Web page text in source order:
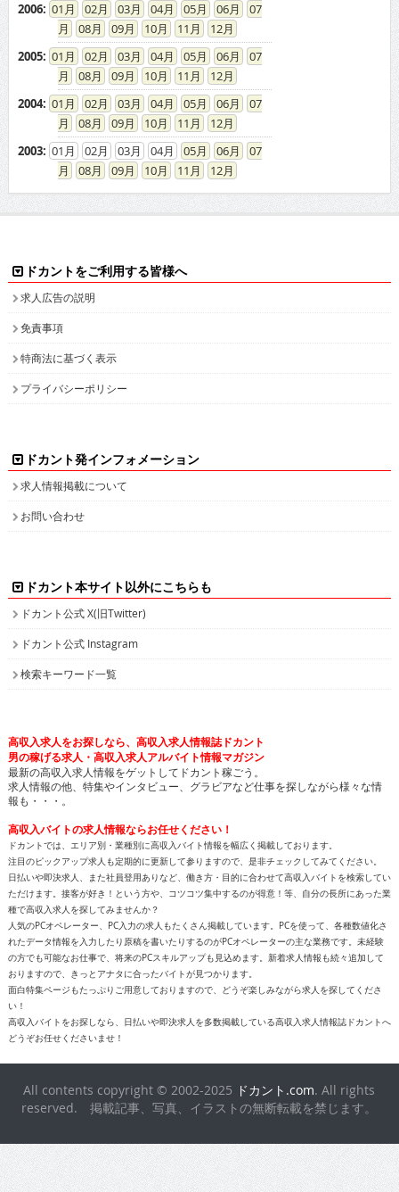
2006: 01 02 03 04 05 06
07
08
09 10 11
12
2005: 01 02 03 04 05 06
07
08
09 10 11
12
2004: 01 02 03 04 05 06
07
08
09 10 11
12
2003: 01 02 03 04 05 06
07
08
09 10 11 12
ドカントをご利用する皆様へ
求人広告の説明
免責事項
特商法に基づく表示
プライバシーポリシー
ドカント発インフォメーション
求人情報掲載について
お問い合わせ
ドカント本サイト以外にこちらも
ドカント公式 X(旧Twitter)
ドカント公式 Instagram
検索キーワード一覧
高収入求人をお探しなら、高収入求人情報誌ドカント
男の稼げる求人・高収入求人アルバイト情報マガジン
最新の高収入求人情報をゲットしてドカント稼ごう。
求人情報の他、特集やインタビュー、グラビアなど仕事を探しながら様々な情
報も・・・。
高収入バイトの求人情報ならお任せください！
ドカントでは、エリア別・業種別に高収入バイト情報を幅広く掲載しております。
注目のピックアップ求人も定期的に更新して参りますので、是非チェックしてみてください。
日払いや即決求人、また社員登用ありなど、働き方・目的に合わせて高収入バイトを検索してい
ただけます。接客が好き！という方や、コツコツ集中するのが得意！等、自分の長所にあった業
種で高収入求人を探してみませんか？
人気のPCオペレーター、PC入力の求人もたくさん掲載しています。PCを使って、各種数値化さ
れたデータ情報を入力したり原稿を書いたりするのがPCオペレーターの主な業務です。未経験
の方でも可能なお仕事で、将来のPCスキルアップも見込めます。新着求人情報も続々追加して
おりますので、きっとアナタに合ったバイトが見つかります。
面白特集ページもたっぷりご用意しておりますので、どうぞ楽しみながら求人を探してくださ
い！
高収入バイトをお探しなら、日払いや即決求人を多数掲載している高収入求人情報誌ドカントへ
どうぞお任せくださいませ！
All contents copyright © 2002-2025 ドカント.com. All rights
reserved. 掲載記事、写真、イラストの無断転載を禁じます。